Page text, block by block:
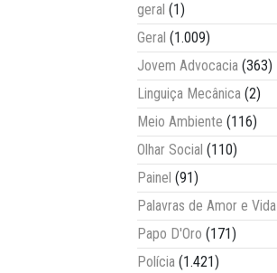
geral (1)
Geral (1.009)
Jovem Advocacia (363)
Linguiça Mecânica (2)
Meio Ambiente (116)
Olhar Social (110)
Painel (91)
Palavras de Amor e Vida
Papo D'Oro (171)
Polícia (1.421)